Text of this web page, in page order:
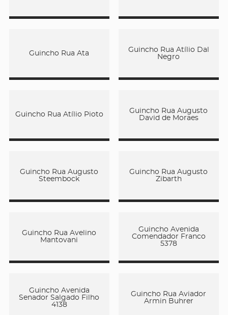
Guincho Rua Ata
Guincho Rua Atílio Dal
Negro
Guincho Rua Atílio Pioto
Guincho Rua Augusto
David de Moraes
Guincho Rua Augusto
Steembock
Guincho Rua Augusto
Zibarth
Guincho Rua Avelino
Mantovani
Guincho Avenida
Comendador Franco
5378
Guincho Avenida
Senador Salgado Filho
4138
Guincho Rua Aviador
Armin Buhrer